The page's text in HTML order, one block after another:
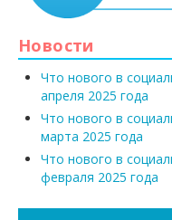
Новости
Что нового в
апреля 2025 года
Что нового в
марта 2025 года
Что нового в
февраля 2025 года